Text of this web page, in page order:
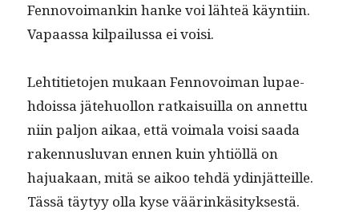
Fen­novoimankin han­ke voi lähteä käyn­ti­in.
Vapaas­sa kil­pailus­sa ei voisi.
Lehti­ti­eto­jen mukaan Fen­novoiman lupae­
hdois­sa jäte­huol­lon ratkaisuil­la on annet­tu
niin paljon aikaa, että voimala voisi saa­da
raken­nus­lu­van ennen kuin yhtiöl­lä on
hajuakaan, mitä se aikoo tehdä ydin­jät­teille.
Tässä täy­tyy olla kyse väärinkäsityksestä.